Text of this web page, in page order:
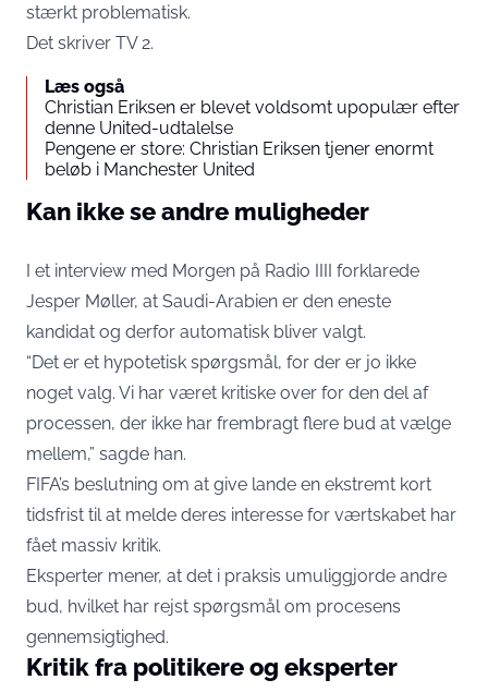
stærkt problematisk.
Det skriver TV 2.
Læs også
Christian Eriksen er blevet voldsomt upopulær efter
denne United-udtalelse
Pengene er store: Christian Eriksen tjener enormt
beløb i Manchester United
Kan ikke se andre muligheder
I et interview med Morgen på Radio IIII forklarede
Jesper Møller, at Saudi-Arabien er den eneste
kandidat og derfor automatisk bliver valgt.
“Det er et hypotetisk spørgsmål, for der er jo ikke
noget valg. Vi har været kritiske over for den del af
processen, der ikke har frembragt flere bud at vælge
mellem,” sagde han.
FIFA’s beslutning om at give lande en ekstremt kort
tidsfrist til at melde deres interesse for værtskabet har
fået massiv kritik.
Eksperter mener, at det i praksis umuliggjorde andre
bud, hvilket har rejst spørgsmål om procesens
gennemsigtighed.
Kritik fra politikere og eksperter